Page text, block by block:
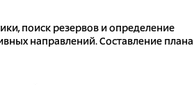
поиск резервов и определение
направлений. Составление плана